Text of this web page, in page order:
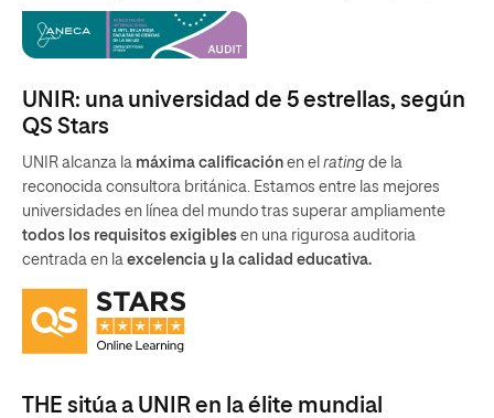
UNIR: una universidad de 5 estrellas, según
QS Stars
UNIR alcanza la máxima calificación en el rating de la
reconocida consultora británica. Estamos entre las mejores
universidades en línea del mundo tras superar ampliamente
todos los requisitos exigibles en una rigurosa auditoria
centrada en la excelencia y la calidad educativa.
THE sitúa a UNIR en la élite mundial